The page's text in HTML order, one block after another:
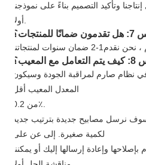
وتأكيد التصميم بناءً على نموذجنا
ضمانًا للمنتجات؟
، نحن نقدم 1
-
2
مع المعيب؟
في نظام صارم لمراقبة الجودة وسيكون
من 0.2٪.
سوف نرسل مصابيح جديدة بترتيب جديد
وإعادة إرسالها إليك أو يمكننا